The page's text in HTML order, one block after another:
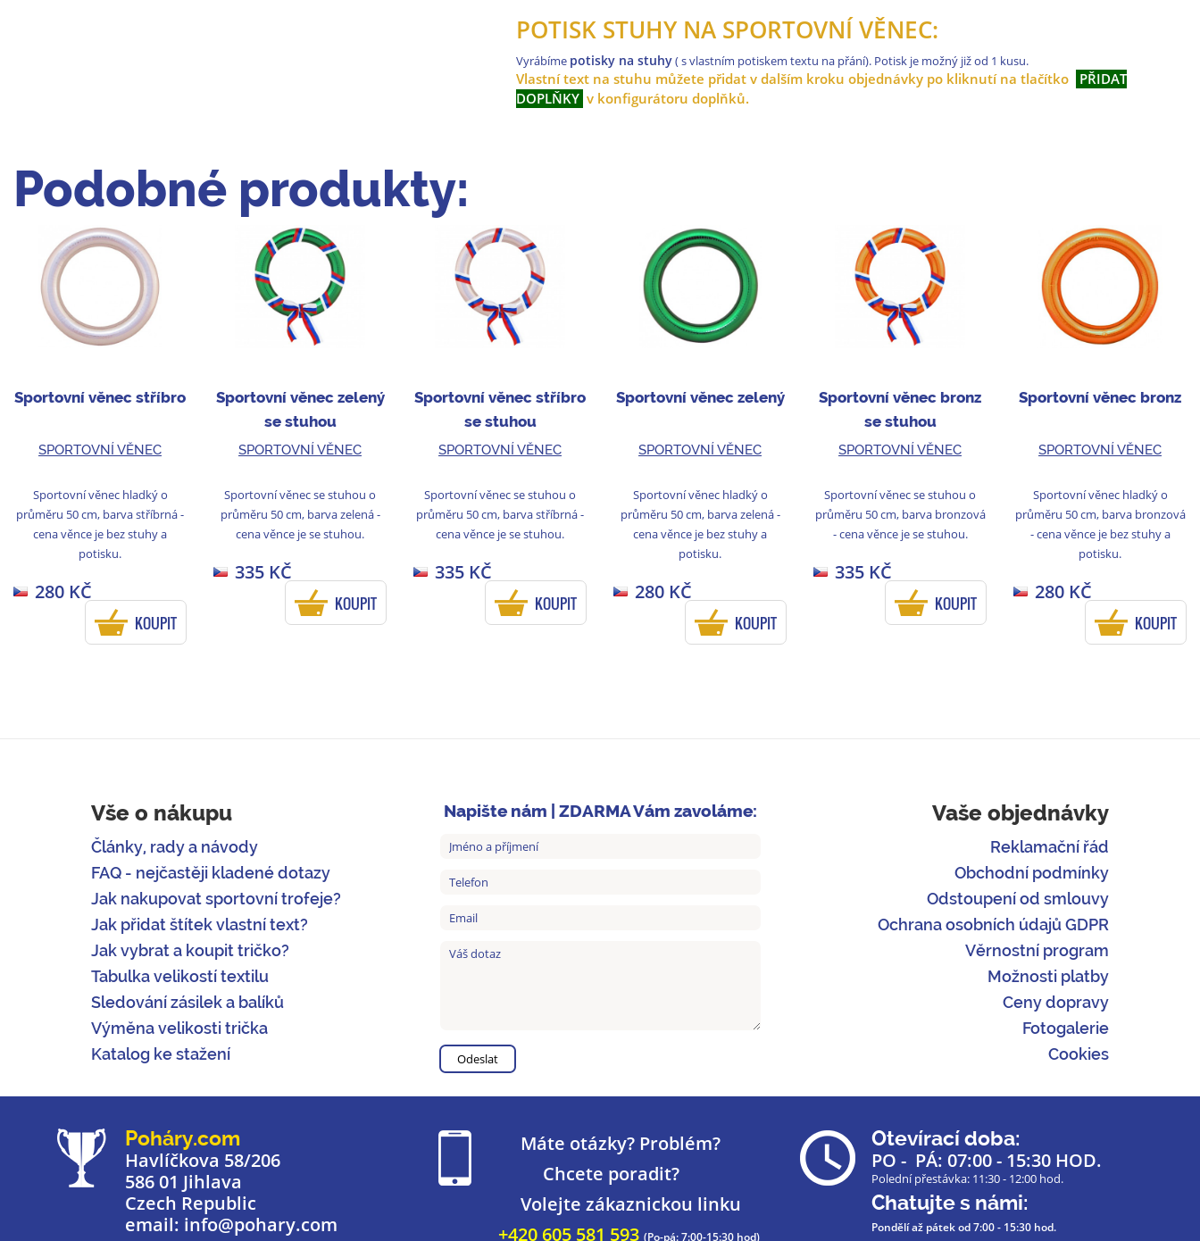
POTISK STUHY NA SPORTOVNÍ VĚNEC:
Vyrábíme potisky na stuhy( s vlastním potiskem textu na přání). Potisk je možný již od 1 kusu.
Vlastní text na stuhu můžete přidat v dalším kroku objednávky po kliknutí na tlačítko
PŘIDAT
DOPLŇKY v konfigurátoru doplňků.
Podobné produkty:
Sportovní věnec stříbro
SPORTOVNÍ VĚNEC
Sportovní věnec hladký o
průměru 50 cm, barva stříbrná -
cena věnce je bez stuhy a
potisku.
280 KČ
KOUPIT
Sportovní věnec zelený
se stuhou
SPORTOVNÍ VĚNEC
Sportovní věnec se stuhou o
průměru 50 cm, barva zelená -
cena věnce je se stuhou.
335 KČ
KOUPIT
Sportovní věnec stříbro
se stuhou
SPORTOVNÍ VĚNEC
Sportovní věnec se stuhou o
průměru 50 cm, barva stříbrná -
cena věnce je se stuhou.
335 KČ
KOUPIT
Sportovní věnec zelený
SPORTOVNÍ VĚNEC
Sportovní věnec hladký o
průměru 50 cm, barva zelená -
cena věnce je bez stuhy a
potisku.
280 KČ
KOUPIT
Sportovní věnec bronz
se stuhou
SPORTOVNÍ VĚNEC
Sportovní věnec se stuhou o
průměru 50 cm, barva bronzová
- cena věnce je se stuhou.
335 KČ
KOUPIT
Sportovní věnec bronz
SPORTOVNÍ VĚNEC
Sportovní věnec hladký o
průměru 50 cm, barva bronzová
- cena věnce je bez stuhy a
potisku.
280 KČ
KOUPIT
Vše o nákupu
Články, rady a návody
FAQ - nejčastěji kladené dotazy
Jak nakupovat sportovní trofeje?
Jak přidat štítek vlastní text?
Jak vybrat a koupit tričko?
Tabulka velikostí textilu
Sledování zásilek a balíků
Výměna velikosti trička
Katalog ke stažení
Napište nám | ZDARMA Vám zavoláme: Vaše objednávky
Reklamační řád
Obchodní podmínky
Odstoupení od smlouvy
Ochrana osobních údajů GDPR
Věrnostní program
Možnosti platby
Ceny dopravy
Fotogalerie
Cookies
Poháry.com
Havlíčkova 58/206
586 01 Jihlava
Czech Republic
email: info@pohary.com
Máte otázky? Problém?
Chcete poradit?
Volejte zákaznickou linku
+420 605 581 593 (Po-pá: 7:00-15:30 hod)
Otevírací doba:
PO - PÁ: 07:00 - 15:30 HOD.
Polední přestávka: 11:30 - 12:00 hod.
Chatujte s námi:
Pondělí až pátekod 7:00 - 15:30 hod.